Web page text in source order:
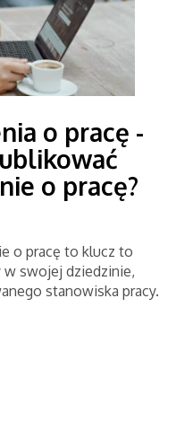
o pracę -
o pracę?
o pracę to klucz to
w swojej dziedzinie,
stanowiska pracy.